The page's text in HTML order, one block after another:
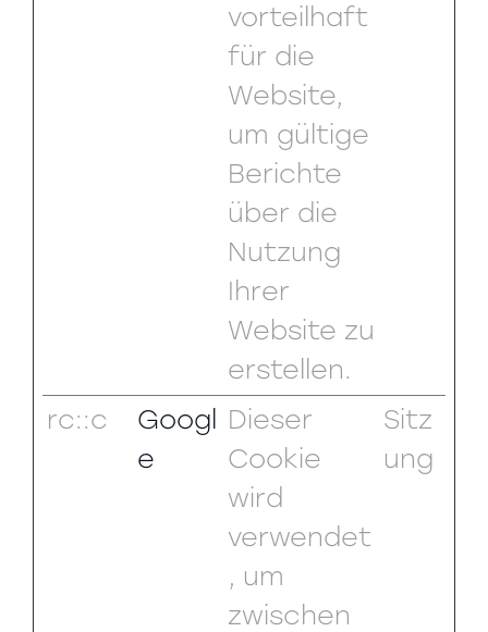
vorteilhaft
für die
Website,
um gültige
Berichte
über die
Nutzung
Ihrer
Website zu
erstellen.
rc::c
Googl
e
Dieser
Cookie
wird
verwendet
, um
zwischen
Sitz
ung